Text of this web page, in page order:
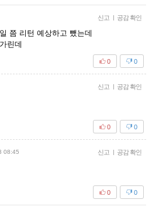
신고 | 공감 확인
쯤 리턴 예상하고 뺐는데
린데
0
0
신고 | 공감 확인
0
0
08:45 신고 | 공감 확인
0
0